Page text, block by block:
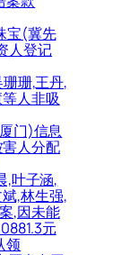
宝(冀先
人登记
珊,王丹,
人非吸
门)信息
人分配
,叶子涵,
,林生强,
,因未能
元
领